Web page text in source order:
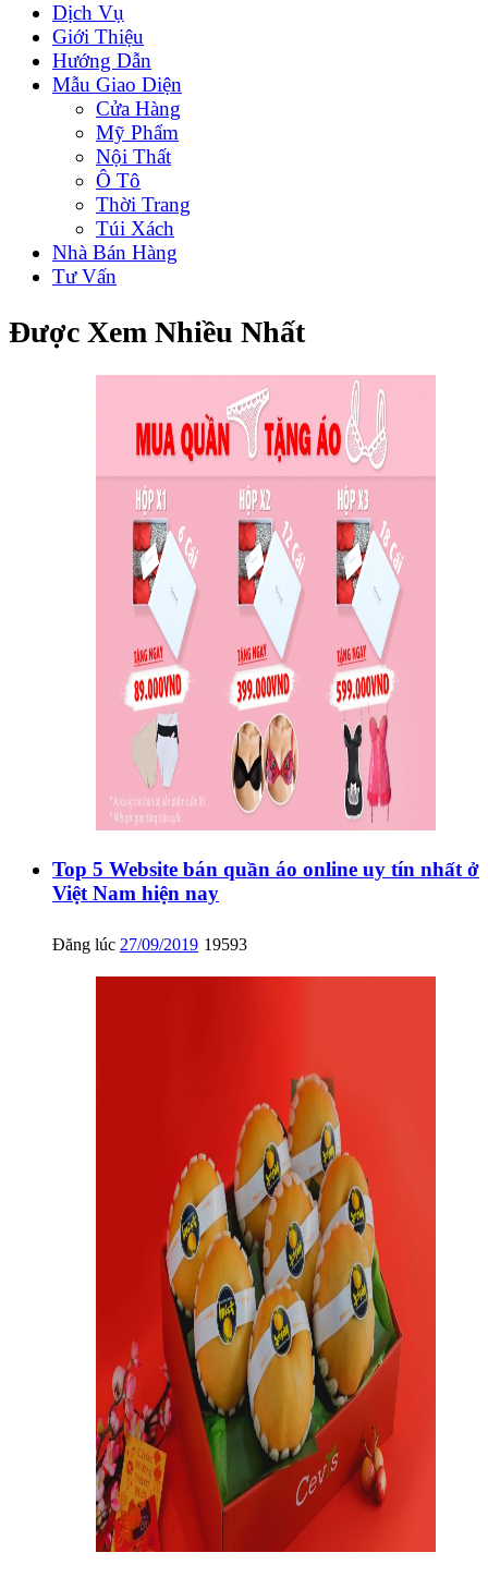
Dịch Vụ
Giới Thiệu
Hướng Dẫn
Mẫu Giao Diện
Cửa Hàng
Mỹ Phẩm
Nội Thất
Ô Tô
Thời Trang
Túi Xách
Nhà Bán Hàng
Tư Vấn
Được Xem Nhiều Nhất
Top 5 Website bán quần áo online uy tín nhất ở
Việt Nam hiện nay
Đăng lúc 27/09/2019 19593